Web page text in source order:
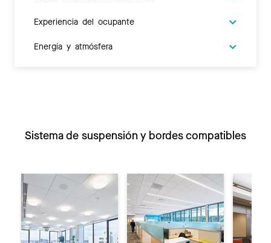
Experiencia del ocupante
Energía y atmósfera
Sistema de suspensión y bordes compatibles